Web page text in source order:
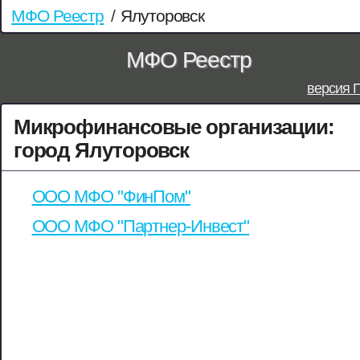
МФО Реестр / Ялуторовск
МФО Реестр
версия
Микрофинансовые организации:
город Ялуторовск
ООО МФО "ФинПом"
ООО МФО "Партнер-Инвест"